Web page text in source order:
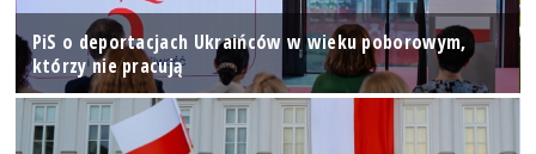
PiS o deportacjach Ukraińców w wieku poborowym,
którzy nie pracują